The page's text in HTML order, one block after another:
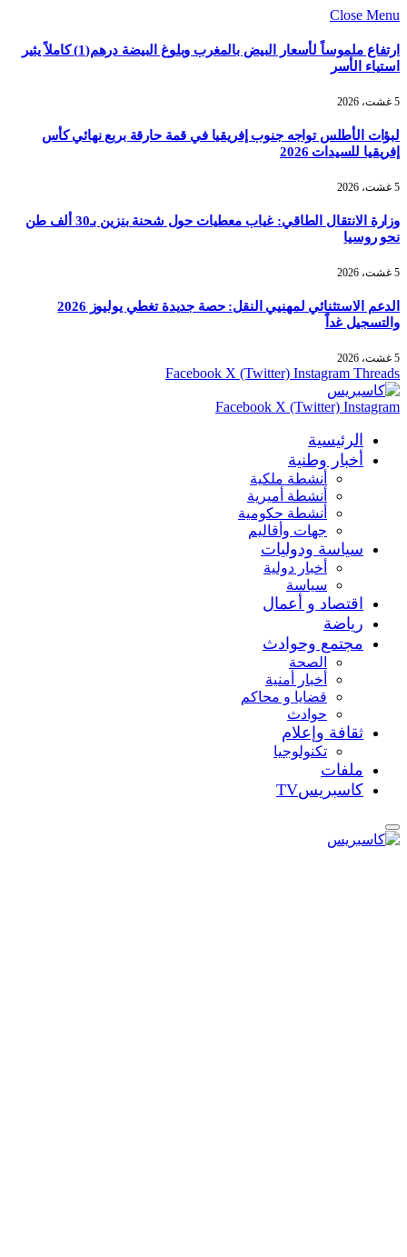
Close Menu
ارتفاع ملموساً لأسعار البيض بالمغرب وبلوغ البيضة درهم(1) كاملاً يثير
استياء الأسر
5 غشت، 2026
لبؤات الأطلس تواجه جنوب إفريقيا في قمة حارقة بربع نهائي كأس
إفريقيا للسيدات 2026
5 غشت، 2026
وزارة الانتقال الطاقي: غياب معطيات حول شحنة بنزين بـ30 ألف طن
نحو روسيا
5 غشت، 2026
الدعم الاستثنائي لمهنيي النقل: حصة جديدة تغطي يوليوز 2026
والتسجيل غداً
5 غشت، 2026
Facebook X (Twitter) Instagram Threads
Facebook X (Twitter) Instagram
الرئيسية
أخبار وطنية
أنشطة ملكية
أنشطة أميرية
أنشطة حكومية
جهات وأقاليم
سياسة ودوليات
أخبار دولية
سياسة
اقتصاد و أعمال
رياضة
مجتمع وحوادث
الصحة
أخبار أمنية
قضايا و محاكم
حوادث
ثقافة وإعلام
تكنولوجيا
ملفات
كاسبريسTV